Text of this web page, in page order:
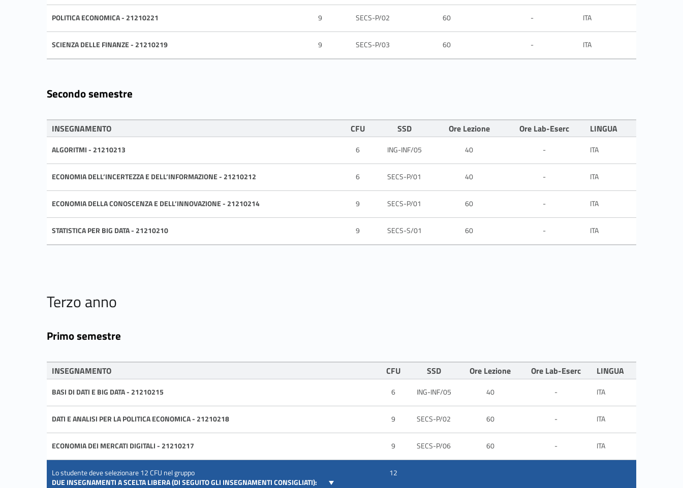
POLITICA ECONOMICA - 21210221 9 SECS-P/02 60 - ITA
SCIENZA DELLE FINANZE - 21210219 9 SECS-P/03 60 - ITA
Secondo semestre
INSEGNAMENTO CFU SSD Ore Lezione Ore Lab-Eserc LINGUA
ALGORITMI - 21210213 6 ING-INF/05 40 - ITA
ECONOMIA DELL’INCERTEZZA E DELL’INFORMAZIONE - 21210212 6 SECS-P/01 40 - ITA
ECONOMIA DELLA CONOSCENZA E DELL’INNOVAZIONE - 21210214 9 SECS-P/01 60 - ITA
STATISTICA PER BIG DATA - 21210210 9 SECS-S/01 60 - ITA
Terzo anno
Primo semestre
INSEGNAMENTO CFU SSD Ore Lezione Ore Lab-Eserc LINGUA
BASI DI DATI E BIG DATA - 21210215 6 ING-INF/05 40 - ITA
DATI E ANALISI PER LA POLITICA ECONOMICA - 21210218 9 SECS-P/02 60 - ITA
ECONOMIA DEI MERCATI DIGITALI - 21210217 9 SECS-P/06 60 - ITA
Lo studente deve selezionare 12 CFU nel gruppo
DUE INSEGNAMENTI A SCELTA LIBERA (DI SEGUITO GLI INSEGNAMENTI CONSIGLIATI):
12